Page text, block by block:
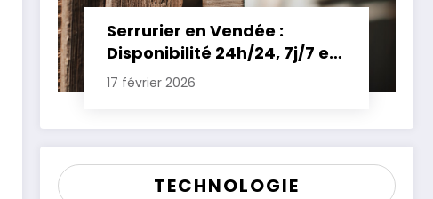
Serrurier en Vendée :
Disponibilité 24h/24, 7j/7 et
Tarifs Clairs pour une
17 février 2026
TECHNOLOGIE